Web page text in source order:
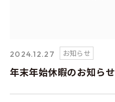
2024.12.27 お知らせ
年末年始休暇のお知らせ